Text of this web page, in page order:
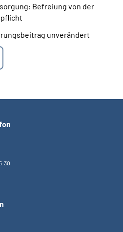
Kundenportal
Befreiung von der
unverändert